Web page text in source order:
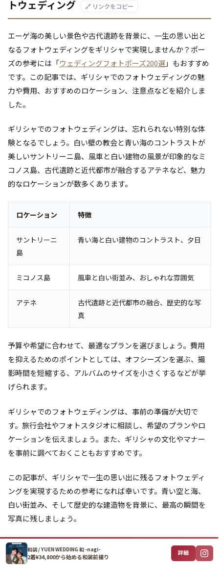
トウェディング
🔗 リンクをコピー
エーゲ海の美しい景色や古代遺跡を背景に、一生の思い出と
なるフォトウェディングをギリシャで実現しませんか？ポー
ズの参考には「ウェディングフォトポーズ200選」もおすすめ
です。この記事では、ギリシャでのフォトウェディングの魅
力や費用、おすすめのロケーション、注意点などを紹介しま
した。
ギリシャでのフォトウェディングは、忘れられない特別な体
験となるでしょう。白い壁の教会と青い海のコントラストが
美しいサントリーニ島、風車と白い建物の風景が印象的なミ
コノス島、古代遺跡と近代都市が融合するアテネなど、魅力
的なロケーションが数多くあります。
ロケーション 特徴
サントリーニ
島
青い海と白い建物のコントラスト、夕日
ミコノス島 風車と白い街並み、おしゃれな雰囲気
アテネ
古代遺跡と近代都市の融合、歴史的な写
真
予算や希望に合わせて、最適なプランを選びましょう。費用
を抑えるためのポイントとしては、オフシーズンを選ぶ、撮
影時間を短縮する、アルバムのサイズを小さくするなどが挙
げられます。
ギリシャでのフォトウェディングは、事前の準備が大切で
す。旅行会社やフォトスタジオに相談し、希望のプランやロ
ケーションを伝えましょう。また、ギリシャの文化やマナー
を事前に調べておくこともおすすめです。
この記事が、ギリシャで一生の思い出に残るフォトウェディ
ングを実現するための参考になれば幸いです。青い空と海、
白い街並み、そして歴史的な建造物を背景に、最高の瞬間を
写真に残しましょう。
ギリシャでのフォトウェディングに加えて、国内でも手軽に
撮影できるスタジオがあります。YUEN WEDDINGでは、東
和装 / YUEN WEDDING 和 -nagi-
2着¥34,800から始める和装前撮り
詳細